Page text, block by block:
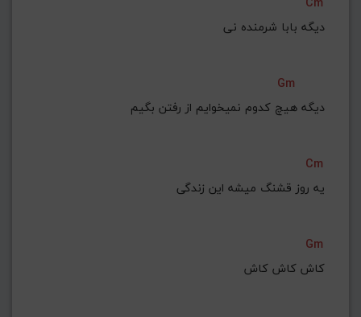
دیگه بابا شرمنده نی
Gm
دیگه هیچ کدوم نمیخوایم از رفتن بگیم
Cm
یه روز قشنگ میشه این زندگی
Gm
کاش کاش کاش